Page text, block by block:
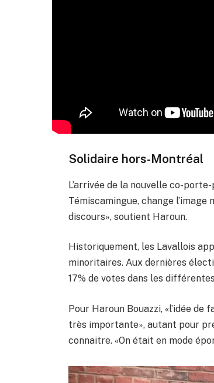
Solidaire hors-Montréal
L’arrivée de la nouvelle co-
Témiscamingue, change
discours», soutient Haroun.
Historiquement, les Lavallois
minoritaires. Aux dernières
17% de votes dans les
Pour Haroun Bouazzi, «l’idée
très importante», autant pour
connaitre. «On était en mode